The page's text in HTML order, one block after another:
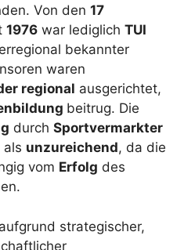
Von den 17
1976 war lediglich TUI
bekannter
waren
regional ausgerichtet,
beitrug. Die
durch Sportvermarkter
als unzureichend, da die
vom Erfolg des
strategischer,